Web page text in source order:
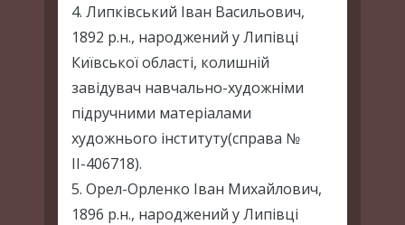
4. Липківський Іван Васильович,
1892 р.н., народжений у Липівці
Київської області, колишній
завідувач навчально-художніми
підручними матеріалами
художнього інституту(справа №
ІІ-406718).
5. Орел-Орленко Іван Михайлович,
1896 р.н., народжений у Липівці